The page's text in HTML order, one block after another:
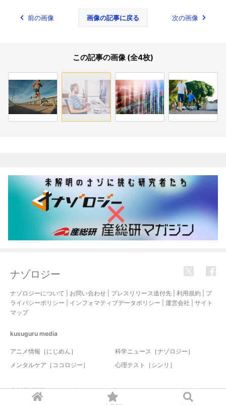
前の画像 画像の記事に戻る 次の画像
この記事の画像 (全4枚)
ナゾロジー
ナゾロジーについて お問い合わせ プレスリリース送付先 利用規約
プ
ライバシーポリシー
インフォマティブデータポリシー 運営会社
サイト
マップ
kusuguru media
アニメ情報［にじめん］
科学ニュース［ナゾロジー］
メンタルケア［ココロジー］
心理テスト［シンリ］
© 2017-2026 nazology. all rights reserved.